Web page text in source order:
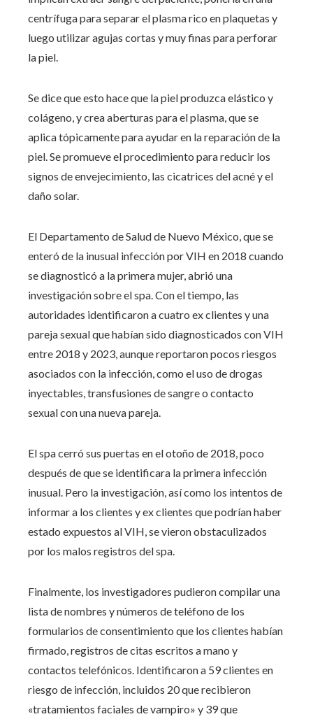
centrífuga para separar el plasma rico en plaquetas y
luego utilizar agujas cortas y muy finas para perforar
la piel.
Se dice que esto hace que la piel produzca elástico y
colágeno, y crea aberturas para el plasma, que se
aplica tópicamente para ayudar en la reparación de la
piel. Se promueve el procedimiento para reducir los
signos de envejecimiento, las cicatrices del acné y el
daño solar.
El Departamento de Salud de Nuevo México, que se
enteró de la inusual infección por VIH en 2018 cuando
se diagnosticó a la primera mujer, abrió una
investigación sobre el spa. Con el tiempo, las
autoridades identificaron a cuatro ex clientes y una
pareja sexual que habían sido diagnosticados con VIH
entre 2018 y 2023, aunque reportaron pocos riesgos
asociados con la infección, como el uso de drogas
inyectables, transfusiones de sangre o contacto
sexual con una nueva pareja.
El spa cerró sus puertas en el otoño de 2018, poco
después de que se identificara la primera infección
inusual. Pero la investigación, así como los intentos de
informar a los clientes y ex clientes que podrían haber
estado expuestos al VIH, se vieron obstaculizados
por los malos registros del spa.
Finalmente, los investigadores pudieron compilar una
lista de nombres y números de teléfono de los
formularios de consentimiento que los clientes habían
firmado, registros de citas escritos a mano y
contactos telefónicos. Identificaron a 59 clientes en
riesgo de infección, incluidos 20 que recibieron
«tratamientos faciales de vampiro» y 39 que